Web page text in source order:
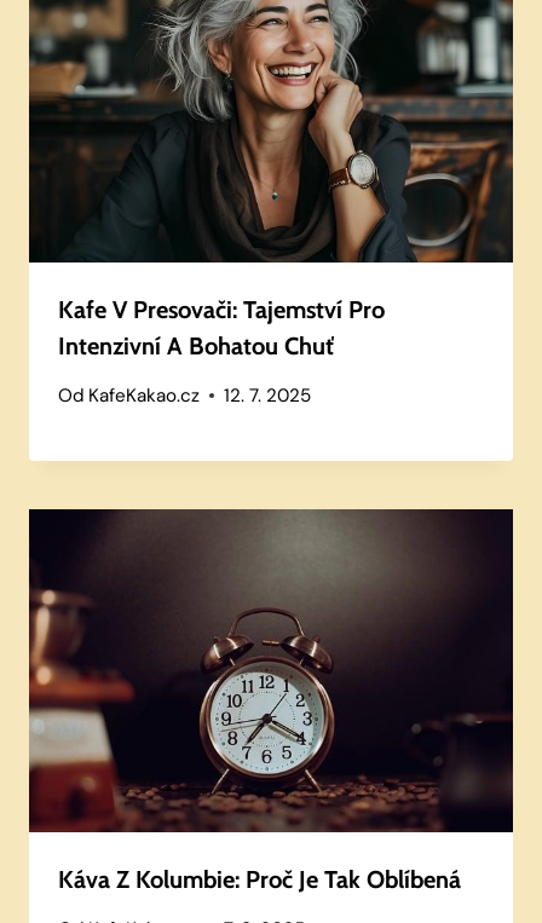
Kafe V Presovači: Tajemství Pro
Intenzivní A Bohatou Chuť
Od KafeKakao.cz 12. 7. 2025
Káva Z Kolumbie: Proč Je Tak Oblíbená